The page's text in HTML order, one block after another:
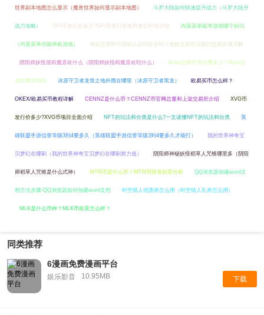
世界副本地图怎么显示（魔兽世界如何显示副本地图） 斗罗大陆如何快速提升战力（斗罗大陆升
战力攻略） GFI币发行价多少?GFI币发行价格和发行时间介绍 内置菜单版本游戏哪个好玩
（内置菜单功能单机游戏） 海妖交易所中国能认证吗安全吗？海妖交易所注册到交易步骤详解
阴阳师妖怪屋阎魔喜欢什么（阴阳师妖怪阎魔喜欢吃什么） Bybit交易所手续费多少？Bybit交
易所费用明细 冰原守卫者龙骨之地外围在哪里（冰原守卫者黑龙） 欧易买币怎么样？
OKEX/欧易买币教程详解 CENNZ是什么币？CENNZ币官网总量和上架交易所介绍 XVG币
发行价多少?XVG币项目全面介绍 NFT的玩法和分类是什么?一文读懂NFT的玩法和分类 英
雄联盟手游信誉等级3到4要多久（英雄联盟手游信誉等级3到4要多久才能打） 我的世界神奇宝
贝梦幻在哪刷（我的世界神奇宝贝梦幻在哪刷努力值） 阴阳师神秘妖怪稻草人咒锥哪里多（阴阳
师稻草人咒锥是什么式神） MTN币是什么币？MTN币投资前景分析 QQ浏览器创建word文
档方法步骤-QQ浏览器如何创建word文档 时空猎人优惠券怎么用（时空猎人礼券怎么用）
MLK是什么币种？MLK币前景怎么样？
同类推荐
6漫画免费漫画平台
娱乐影音 10.95MB 下载